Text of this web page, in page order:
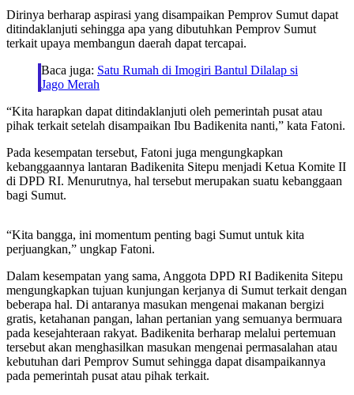
Dirinya berharap aspirasi yang disampaikan Pemprov Sumut dapat
ditindaklanjuti sehingga apa yang dibutuhkan Pemprov Sumut
terkait upaya membangun daerah dapat tercapai.
Baca juga: Satu Rumah di Imogiri Bantul Dilalap si
Jago Merah
“Kita harapkan dapat ditindaklanjuti oleh pemerintah pusat atau
pihak terkait setelah disampaikan Ibu Badikenita nanti,” kata Fatoni.
Pada kesempatan tersebut, Fatoni juga mengungkapkan
kebanggaannya lantaran Badikenita Sitepu menjadi Ketua Komite II
di DPD RI. Menurutnya, hal tersebut merupakan suatu kebanggaan
bagi Sumut.
“Kita bangga, ini momentum penting bagi Sumut untuk kita
perjuangkan,” ungkap Fatoni.
Dalam kesempatan yang sama, Anggota DPD RI Badikenita Sitepu
mengungkapkan tujuan kunjungan kerjanya di Sumut terkait dengan
beberapa hal. Di antaranya masukan mengenai makanan bergizi
gratis, ketahanan pangan, lahan pertanian yang semuanya bermuara
pada kesejahteraan rakyat. Badikenita berharap melalui pertemuan
tersebut akan menghasilkan masukan mengenai permasalahan atau
kebutuhan dari Pemprov Sumut sehingga dapat disampaikannya
pada pemerintah pusat atau pihak terkait.